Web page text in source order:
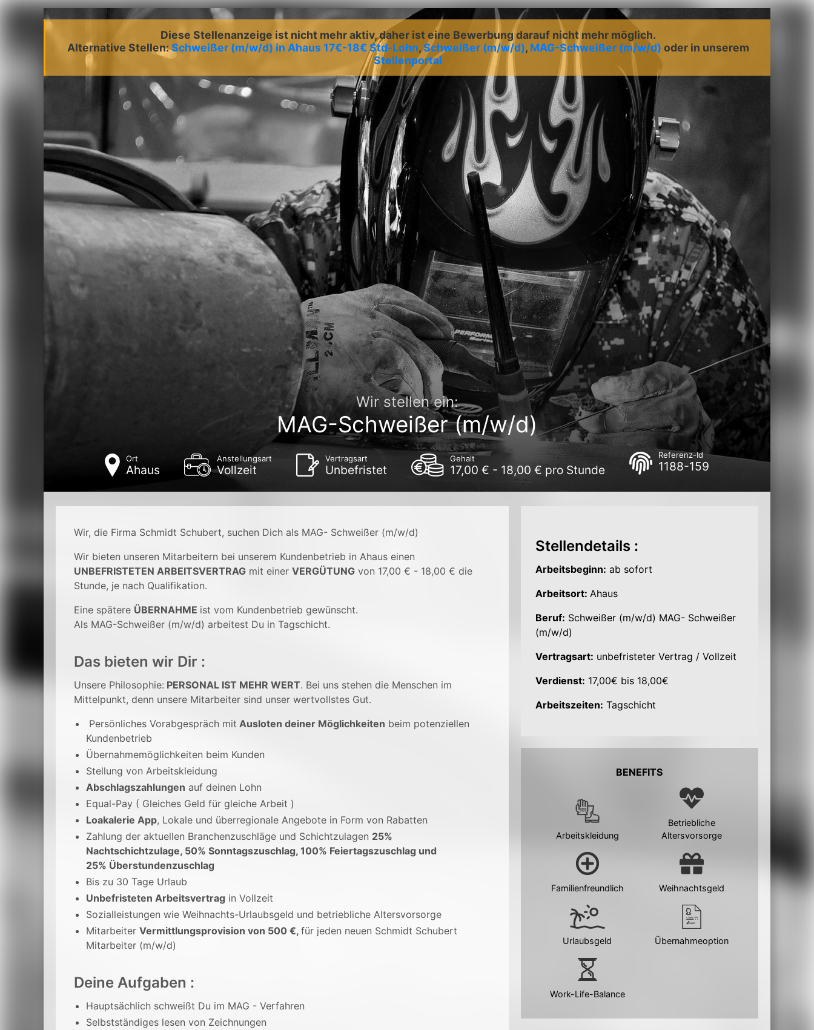
Diese Stellenanzeige ist nicht mehr aktiv, daher ist eine Bewerbung darauf nicht mehr möglich.
Alternative Stellen:Schweißer (m/w/d) in Ahaus 17€-18€ Std-Lohn,Schweißer (m/w/d), MAG-Schweißer (m/w/d) oder in unserem
Stellenportal
Wir stellen ein:
MAG-Schweißer (m/w/d)
Ort
Ahaus
Anstellungsart
Vollzeit
Vertragsart
Unbefristet
Gehalt
17,00 € - 18,00 € pro Stunde
Referenz-Id
1188-159
Wir, die Firma Schmidt Schubert, suchen Dich als MAG- Schweißer (m/w/d)
Wir bieten unseren Mitarbeitern bei unserem Kundenbetrieb in Ahaus einen
UNBEFRISTETEN ARBEITSVERTRAG mit einer VERGÜTUNG von 17,00 € - 18,00 € die
Stunde, je nach Qualifikation.
Eine spätere ÜBERNAHME ist vom Kundenbetrieb gewünscht.
Als MAG-Schweißer (m/w/d) arbeitest Du in Tagschicht.
Das bieten wir Dir :
Unsere Philosophie: PERSONAL IST MEHR WERT. Bei uns stehen die Menschen im
Mittelpunkt, denn unsere Mitarbeiter sind unser wertvollstes Gut.
Persönliches Vorabgespräch mit Ausloten deiner Möglichkeiten beim potenziellen
Kundenbetrieb
Übernahmemöglichkeiten beim Kunden
Stellung von Arbeitskleidung
Abschlagszahlungen auf deinen Lohn
Equal-Pay ( Gleiches Geld für gleiche Arbeit )
Loakalerie App, Lokale und überregionale Angebote in Form von Rabatten
Zahlung der aktuellen Branchenzuschläge und Schichtzulagen 25%
Nachtschichtzulage, 50% Sonntagszuschlag, 100% Feiertagszuschlag und
25% Überstundenzuschlag
Bis zu 30 Tage Urlaub
Unbefristeten Arbeitsvertrag in Vollzeit
Sozialleistungen wie Weihnachts-Urlaubsgeld und betriebliche Altersvorsorge
Mitarbeiter Vermittlungsprovision von 500 €, für jeden neuen Schmidt Schubert
Mitarbeiter (m/w/d)
Deine Aufgaben :
Hauptsächlich schweißt Du im MAG - Verfahren
Selbstständiges lesen von Zeichnungen
Stellendetails :
Arbeitsbeginn: ab sofort
Arbeitsort: Ahaus
Beruf: Schweißer (m/w/d) MAG- Schweißer
(m/w/d)
Vertragsart: unbefristeter Vertrag / Vollzeit
Verdienst: 17,00€ bis 18,00€
Arbeitszeiten: Tagschicht
BENEFITS
Arbeitskleidung
Betriebliche
Altersvorsorge
Familienfreundlich Weihnachtsgeld
Urlaubsgeld Übernahmeoption
Work-Life-Balance